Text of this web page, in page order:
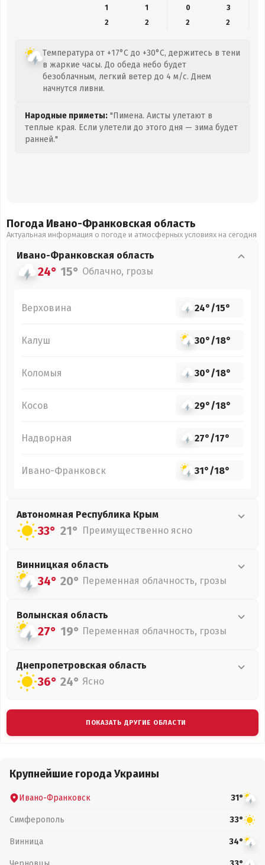
1
1 0
3
2
2 2 2
Температура от +17°C до +30°C, держитесь в тени
в жаркие часы. До обеда небо будет
безоблачным, легкий ветер до 4 м/с. Днем
начнутся ливни.
Народные приметы: "Пимена. Аисты улетают в
теплые края. Если улетели до этого дня — зима будет
ранней."
Погода Ивано-Франковская область
Актуальная информация о погоде и атмосферных условиях на сегодня
Ивано-Франковская область
24° 15° Облачно, грозы
Верховина 24°/15°
Калуш 30°/18°
Коломыя 30°/18°
Косов 29°/18°
Надворная 27°/17°
Ивано-Франковск 31°/18°
Автономная Республика Крым
33° 21° Преимущественно ясно
Винницкая область
34° 20° Переменная облачность, грозы
Волынская область
27° 19° Переменная облачность, грозы
Днепропетровская область
36° 24° Ясно
ПОКАЗАТЬ ДРУГИЕ ОБЛАСТИ
Крупнейшие города Украины
Ивано-Франковск 31°
Симферополь 33°
Винница 34°